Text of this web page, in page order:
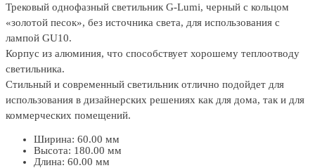
Трековый однофазный светильник G-Lumi, черный с кольцом
«золотой песок», без источника света, для использования с
лампой GU10.
Корпус из алюминия, что способствует хорошему теплоотводу
светильника.
Стильный и современный светильник отлично подойдет для
использования в дизайнерских решениях как для дома, так и для
коммерческих помещений.
Ширина: 60.00 мм
Высота: 180.00 мм
Длина: 60.00 мм